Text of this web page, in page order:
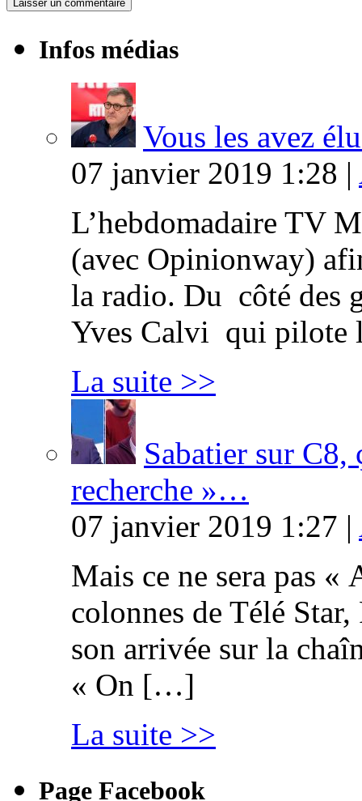
Infos médias
Vous les avez
07 janvier 2019 1:28 |
L’hebdomadaire TV
(avec Opinionway)
la radio. Du côté des
Yves Calvi qui
La suite >>
Sabatier sur C8,
recherche »…
07 janvier 2019 1:27 |
Mais ce ne sera pas «
colonnes de Télé
son arrivée sur la
« On […]
La suite >>
Page Facebook